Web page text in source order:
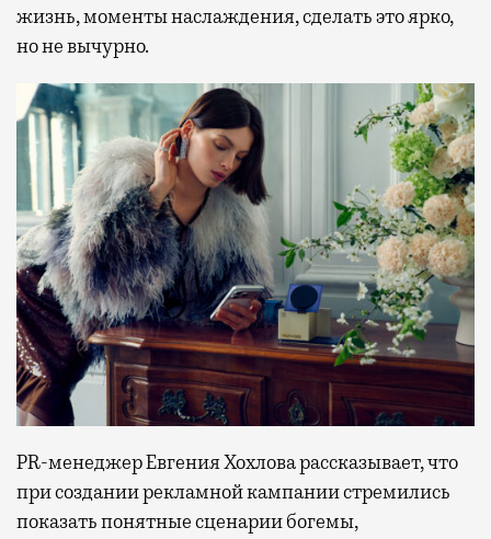
жизнь, моменты наслаждения, сделать это ярко,
но не вычурно.
PR-менеджер Евгения Хохлова рассказывает, что
при создании рекламной кампании стремились
показать понятные сценарии богемы,